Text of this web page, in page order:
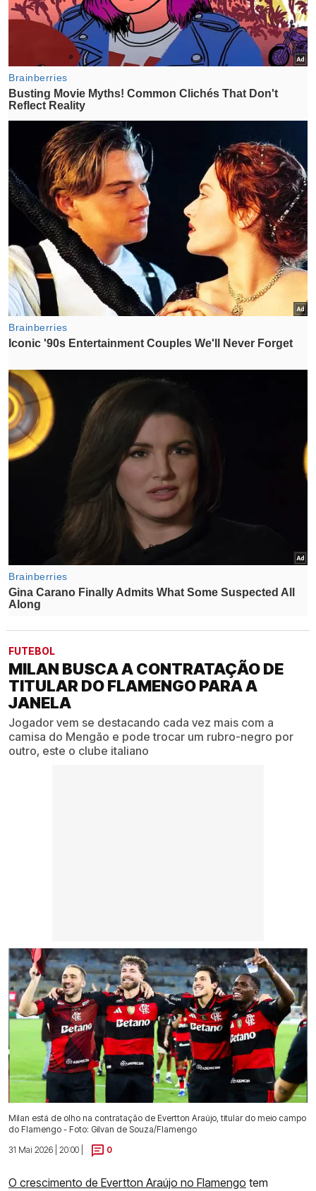
FUTEBOL
MILAN BUSCA A CONTRATAÇÃO DE
TITULAR DO FLAMENGO PARA A
JANELA
Jogador vem se destacando cada vez mais com a
camisa do Mengão e pode trocar um rubro-negro por
outro, este o clube italiano
Milan está de olho na contratação de Evertton Araújo, titular do meio campo
do Flamengo - Foto: Gilvan de Souza/Flamengo
31 Mai 2026 | 20:00 |
0
O crescimento de Evertton Araújo no Flamengo tem